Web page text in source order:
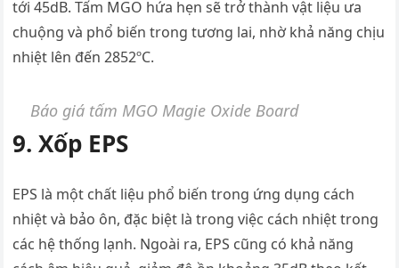
tới 45dB. Tấm MGO hứa hẹn sẽ trở thành vật liệu ưa
chuộng và phổ biến trong tương lai, nhờ khả năng chịu
nhiệt lên đến 2852ºC.
Báo giá tấm MGO Magie Oxide Board
9. Xốp EPS
EPS là một chất liệu phổ biến trong ứng dụng cách
nhiệt và bảo ôn, đặc biệt là trong việc cách nhiệt trong
các hệ thống lạnh. Ngoài ra, EPS cũng có khả năng